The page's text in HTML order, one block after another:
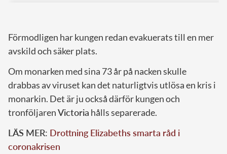
Förmodligen har kungen redan evakuerats till en mer
avskild och säker plats.
Om monarken med sina 73 år på nacken skulle
drabbas av viruset kan det naturligtvis utlösa en kris i
monarkin. Det är ju också därför kungen och
tronföljarenVictoria hålls separerade.
LÄS MER: Drottning Elizabeths smarta råd i
coronakrisen